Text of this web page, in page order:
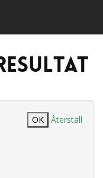
Återställ